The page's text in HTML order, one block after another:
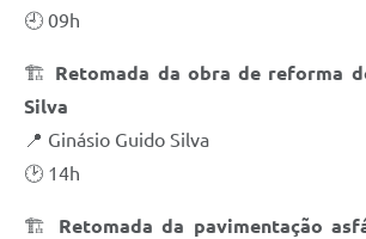
🕘 09h
🏗️ Retomada da obra de reforma
Silva
📍 Ginásio Guido Silva
🕑 14h
🏗️ Retomada da pavimentação